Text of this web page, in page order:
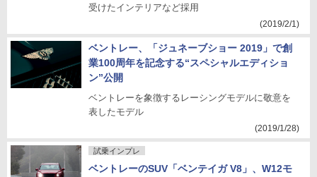
受けたインテリアなど採用
(2019/2/1)
ベントレー、「ジュネーブショー 2019」で創
業100周年を記念する“スペシャルエディショ
ン”公開
ベントレーを象徴するレーシングモデルに敬意を
表したモデル
(2019/1/28)
試乗インプレ
ベントレーのSUV「ベンテイガ V8」、W12モ